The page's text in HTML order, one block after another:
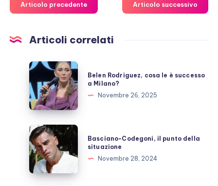
Articolo precedente Articolo successivo
Articoli correlati
Belen
Rodriguez,
cosa
le
successo
a
Milano?
Belen Rodriguez, cosa le è successo
a Milano?
Novembre 26, 2025
Basciano-
Codegoni,
il
punto
della
Basciano-Codegoni, il punto della
situazione
Novembre 28, 2024